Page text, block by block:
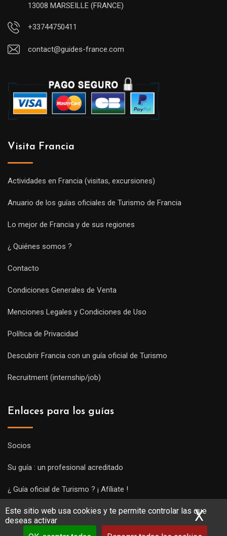
Este sitio web usa cookies y te permite controlar las que
deseas activar
X
13008 MARSEILLE (FRANCE)
+33744750411
contact@guides-france.com
Visita Francia
Actividades en Francia (visitas, excursiones)
Anuario de los guías oficiales de Turismo de Francia
Lo mejor de Francia y de sus regiones
¿ Quiénes somos ?
Contacto
Condiciones Generales de Venta
Menciones Legales y Condiciones de Uso
Política de Privacidad
Descubrir Francia con un guía oficial de Turismo
Recruitment (internship/job)
Enlaces para los guías
Socios
Su guía : un profesional acreditado
¿ Guía oficial de Turismo ? ¡ Afíliate !
Subir una visita y empezar a trabajar !